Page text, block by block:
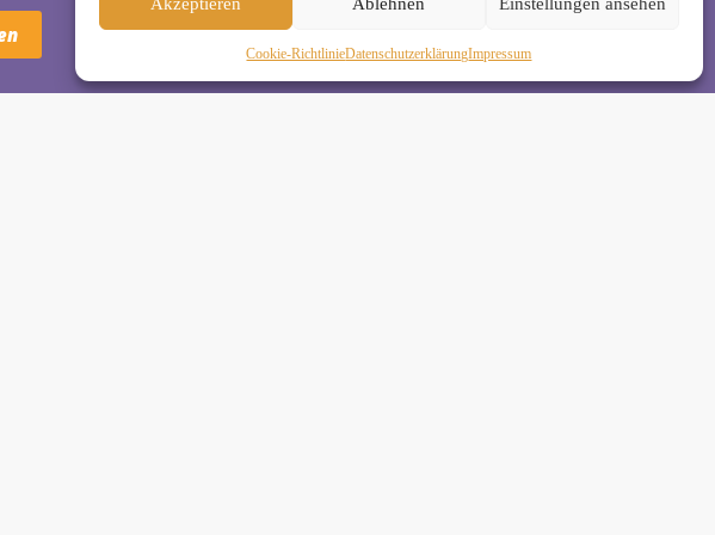
Cookie-RichtlinieDaten­schutz­erklä­rungImpressum